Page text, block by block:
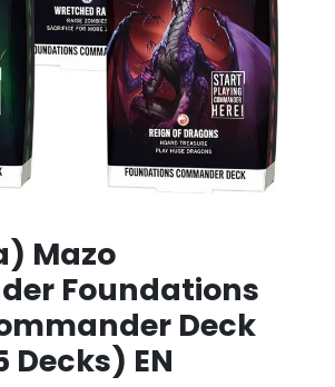
Mazo
Foundations
Deck
Decks) EN